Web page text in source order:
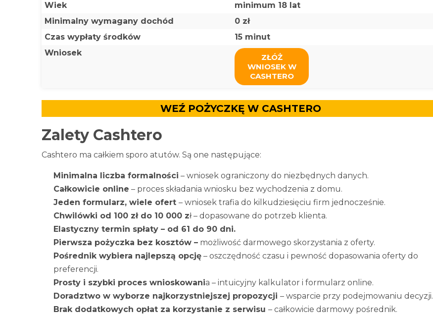
Wiek
minimum 18 lat
Minimalny wymagany dochód
0 zł
Czas wypłaty środków
15 minut
Wniosek
ZŁÓŻ
WNIOSEK W
CASHTERO
WEŹ POŻYCZKĘ W CASHTERO
Zalety Cashtero
Cashtero ma całkiem sporo atutów. Są one następujące:
Minimalna liczba formalności – wniosek ograniczony do niezbędnych danych.
Całkowicie online – proces składania wniosku bez wychodzenia z domu.
Jeden formularz, wiele ofert – wniosek trafia do kilkudziesięciu firm jednocześnie.
Chwilówki od 100 zł do 10 000 zł – dopasowane do potrzeb klienta.
Elastyczny termin spłaty – od 61 do 90 dni.
Pierwsza pożyczka bez kosztów – możliwość darmowego skorzystania z oferty.
Pośrednik wybiera najlepszą opcję – oszczędność czasu i pewność dopasowania oferty do
preferencji.
Prosty i szybki proces wnioskowania – intuicyjny kalkulator i formularz online.
Doradztwo w wyborze najkorzystniejszej propozycji – wsparcie przy podejmowaniu decyzji.
Brak dodatkowych opłat za korzystanie z serwisu – całkowicie darmowy pośrednik.